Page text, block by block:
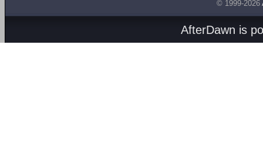
© 1999-2026
AfterDawn is